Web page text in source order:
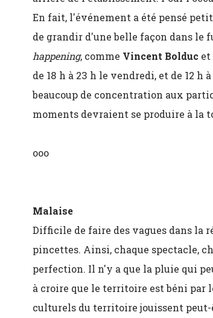
En fait, l'événement a été pensé
de grandir d'une belle façon dans le
happening, comme Vincent Bolduc et
de 18 h à 23 h le vendredi, et de 12
beaucoup de concentration aux
moments devraient se produire à la
ooo
Malaise
Difficile de faire des vagues dans la
pincettes. Ainsi, chaque spectacle,
perfection. Il n'y a que la pluie qui
à croire que le territoire est béni par
culturels du territoire jouissent